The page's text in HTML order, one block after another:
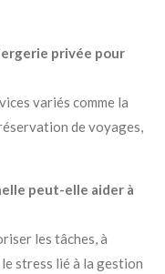
privée pour
variés comme la
de voyages,
peut-elle aider à
les tâches, à
stress lié à la gestion